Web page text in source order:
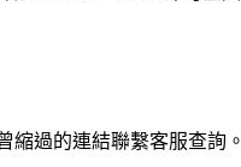
縮過的連結聯繫客服查詢